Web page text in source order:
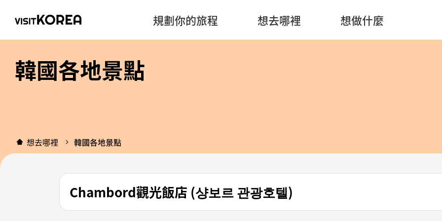
規劃你的旅程 想去哪裡 想做什麼
韓國各地景點
想去哪裡 韓國各地景點
Chambord觀光飯店 (샹보르 관광호텔)